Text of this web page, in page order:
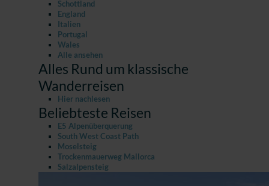
Schottland
England
Italien
Portugal
Wales
Alle ansehen
Alles Rund um klassische
Wanderreisen
Hier nachlesen
Beliebteste Reisen
E5 Alpenüberquerung
South West Coast Path
Moselsteig
Trockenmauerweg Mallorca
Salzalpensteig